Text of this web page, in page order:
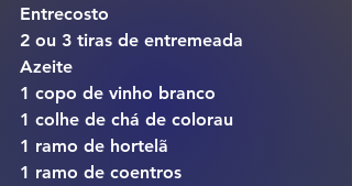
Entrecosto
2 ou 3 tiras de entremeada
Azeite
1 copo de vinho branco
1 colhe de chá de colorau
1 ramo de hortelã
1 ramo de coentros